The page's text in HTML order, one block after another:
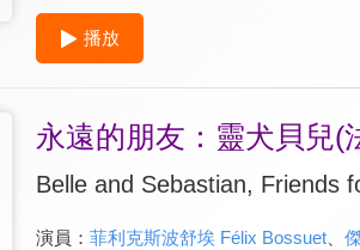
播放
永遠的朋友：靈犬貝兒(
Belle and Sebastian, Friends
演員： 菲利克斯波舒埃 Félix Bossuet、